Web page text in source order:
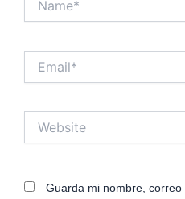
Guarda mi nombre,